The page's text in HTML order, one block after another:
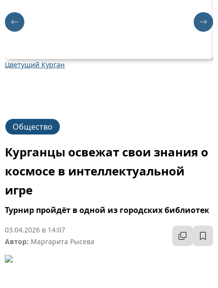
Цветущий Курган
Общество
Курганцы освежат свои знания о
космосе в интеллектуальной
игре
Турнир пройдёт в одной из городских библиотек
03.04.2026 в 14:07
Автор: Маргарита Рысева